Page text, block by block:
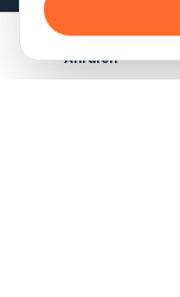
UNTERNEHMEN
Über uns